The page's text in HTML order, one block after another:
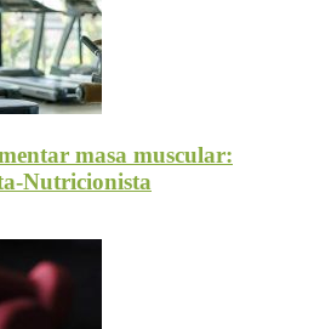
masa muscular:
Nutricionista